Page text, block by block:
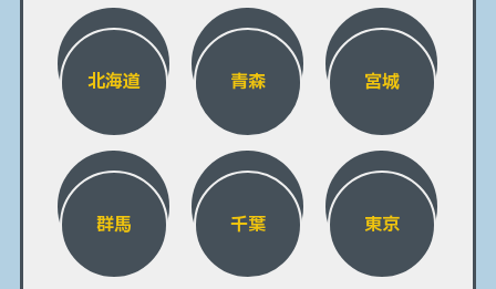
北海道 青森 宮城
群馬 千葉 東京